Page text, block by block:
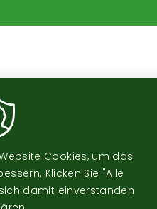
Image
Cookies, um das
Klicken Sie "Alle
damit einverstanden